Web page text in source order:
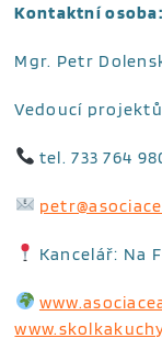
Kontaktní osoba:
Mgr. Petr
Vedoucí
tel. 733 764
Kancelář: Na